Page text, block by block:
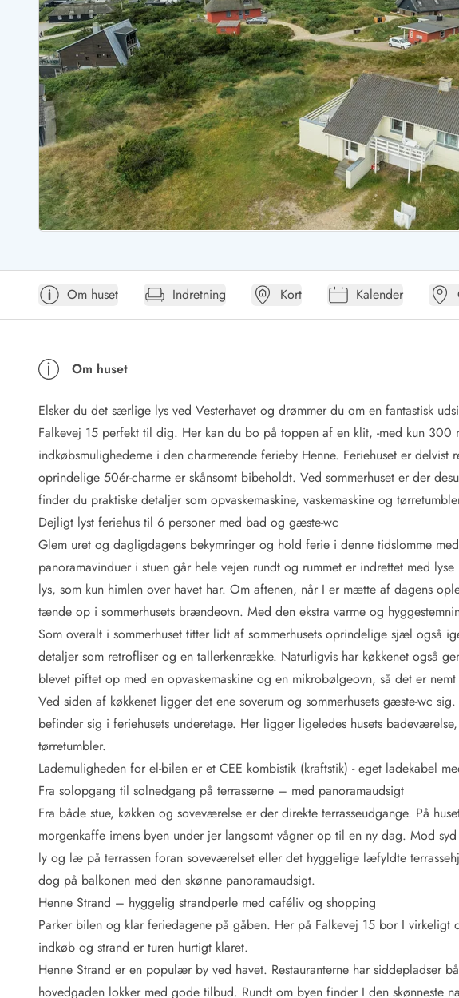
Sommerhuse i BjerregårdSommerhuse i BlåvandSommerhuse i Hvide Sande
Sommerhuse i Årgab
Sommerhuse i Arrild
Sommerhuse i Bjerregård
Sommerhuse i Blåvand
Sommerhuse i Bork Havn
Sommerhuse i Fjand
Sommerhuse på Fanø
Sommerhuse i Grærup Strand
Sommerhuse i Haurvig
Sommerhuse i Henne Strand
Sommerhuse i Ho
Sommerhuse i Houstrup
Sommerhuse i Houvig
Sommerhus på Holmsland Klit
Sommerhuse på Holmsland
Sommerhuse i Hvide Sande
Sommerhuse i Jegum
Sommerhuse i Klegod
Esmark RejsecurityEsmark KidsVIPEsmark VIP partnerfordeleFordele hos os
Sommerhus ABC
Forbrugsafregning (Strøm, vand...)
Lån og lej
Rengøring
Gavekort
Book tidligt
Lejebetingelser
Vejret i Danmark
Sæsontider
Baderegler
Naturbeskyttelse
Webcam
Fotokonkurrence
Fordele hos os
Esmark Rejsecurity
Esmark KidsVIP
Esmark VIP: Fordele og rabataftaler
Prisgaranti
Ingen depositum
Gæsteanmeldelser
Gratis WiFi i ferieområdet
We love people!
Fritidsaktiviteter
Esmark VIP partnerfordele
Esmark KidsVIP
LEGOLAND® rabat
Ferie med børn
Ferie med hund
Ferie ved stranden
Naturoplevelser
Om huset Indretning Kort Kalender
Om huset
Elsker du det særlige lys ved Vesterhavet og drømmer du om en fantastisk
Falkevej 15 perfekt til dig. Her kan du bo på toppen af en klit, -med kun
indkøbsmulighederne i den charmerende ferieby Henne. Feriehuset er delvist
oprindelige 50ér-charme er skånsomt bibeholdt. Ved sommerhuset er der
finder du praktiske detaljer som opvaskemaskine, vaskemaskine og
Dejligt lyst feriehus til 6 personer med bad og gæste-wc
Glem uret og dagligdagens bekymringer og hold ferie i denne tidslomme
panoramavinduer i stuen går hele vejen rundt og rummet er indrettet med
lys, som kun himlen over havet har. Om aftenen, når I er mætte af dagens
tænde op i sommerhusets brændeovn. Med den ekstra varme og
Som overalt i sommerhuset titter lidt af sommerhusets oprindelige sjæl også
detaljer som retrofliser og en tallerkenrække. Naturligvis har køkkenet også
blevet piftet op med en opvaskemaskine og en mikrobølgeovn, så det er
Ved siden af køkkenet ligger det ene soverum og sommerhusets gæste-wc
befinder sig i feriehusets underetage. Her ligger ligeledes husets
tørretumbler.
Lademuligheden for el-bilen er et CEE kombistik (kraftstik) - eget ladekabel
Fra solopgang til solnedgang på terrasserne – med panoramaudsigt
Fra både stue, køkken og soveværelse er der direkte terrasseudgange. På
morgenkaffe imens byen under jer langsomt vågner op til en ny dag. Mod
ly og læ på terrassen foran soveværelset eller det hyggelige læfyldte
dog på balkonen med den skønne panoramaudsigt.
Henne Strand – hyggelig strandperle med caféliv og shopping
Parker bilen og klar feriedagene på gåben. Her på Falkevej 15 bor I
indkøb og strand er turen hurtigt klaret.
Henne Strand er en populær by ved havet. Restauranterne har siddepladser
hovedgaden lokker med gode tilbud. Rundt om byen finder I den skønneste